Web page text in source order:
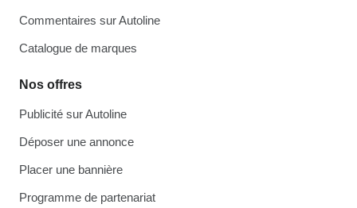
Commentaires sur Autoline
Catalogue de marques
Nos offres
Publicité sur Autoline
Déposer une annonce
Placer une bannière
Programme de partenariat